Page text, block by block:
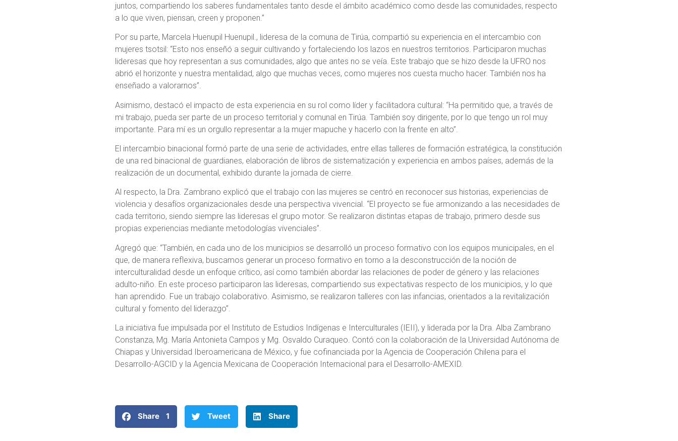
juntos, compartiendo los saberes fundamentales tanto desde el ámbito académico como desde las comunidades, respecto
a lo que viven, piensan, creen y proponen.”
Por su parte, Marcela Huenupil Huenupil., lideresa de la comuna de Tirúa, compartió su experiencia en el intercambio con
mujeres tsotsil: “Esto nos enseñó a seguir cultivando y fortaleciendo los lazos en nuestros territorios. Participaron muchas
lideresas que hoy representan a sus comunidades, algo que antes no se veía. Este trabajo que se hizo desde la UFRO nos
abrió el horizonte y nuestra mentalidad, algo que muchas veces, como mujeres nos cuesta mucho hacer. También nos ha
enseñado a valorarnos”.
Asimismo, destacó el impacto de esta experiencia en su rol como líder y facilitadora cultural: “Ha permitido que, a través de
mi trabajo, pueda ser parte de un proceso territorial y comunal en Tirúa. También soy dirigente, por lo que tengo un rol muy
importante. Para mí es un orgullo representar a la mujer mapuche y hacerlo con la frente en alto”.
El intercambio binacional formó parte de una serie de actividades, entre ellas talleres de formación estratégica, la constitución
de una red binacional de guardianes, elaboración de libros de sistematización y experiencia en ambos países, además de la
realización de un documental, exhibido durante la jornada de cierre.
Al respecto, la Dra. Zambrano explicó que el trabajo con las mujeres se centró en reconocer sus historias, experiencias de
violencia y desafíos organizacionales desde una perspectiva vivencial. “El proyecto se fue armonizando a las necesidades de
cada territorio, siendo siempre las lideresas el grupo motor. Se realizaron distintas etapas de trabajo, primero desde sus
propias experiencias mediante metodologías vivenciales”.
Agregó que: “También, en cada uno de los municipios se desarrolló un proceso formativo con los equipos municipales, en el
que, de manera reflexiva, buscamos generar un proceso formativo en torno a la desconstrucción de la noción de
interculturalidad desde un enfoque crítico, así como también abordar las relaciones de poder de género y las relaciones
adulto-niño. En este proceso participaron las lideresas, compartiendo sus expectativas respecto de los municipios, y lo que
han aprendido. Fue un trabajo colaborativo. Asimismo, se realizaron talleres con las infancias, orientados a la revitalización
cultural y fomento del liderazgo”.
La iniciativa fue impulsada por el Instituto de Estudios Indígenas e Interculturales (IEII), y liderada por la Dra. Alba Zambrano
Constanza, Mg. María Antonieta Campos y Mg. Osvaldo Curaqueo. Contó con la colaboración de la Universidad Autónoma de
Chiapas y Universidad Iberoamericana de México, y fue cofinanciada por la Agencia de Cooperación Chilena para el
Desarrollo-AGCID y la Agencia Mexicana de Cooperación Internacional para el Desarrollo-AMEXID.
Share 1 Tweet Share